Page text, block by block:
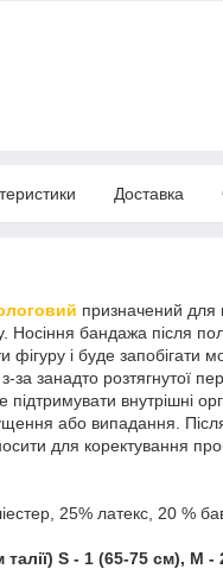
Доставка
призначений для
Носіння бандажа після
фігуру і буде запобігати
з-за занадто розтягнутої
підтримувати внутрішні
або випадання.
для коректування
25% латекс, 20 %
S - 1 (65-75 см), M